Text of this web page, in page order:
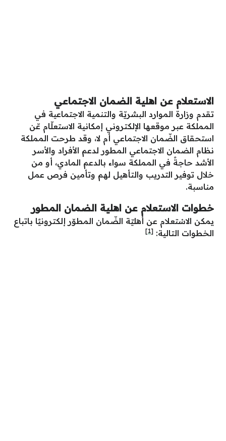
الاستعلام عن اهلية الضمان الاجتماعي
تقدم وزارة الموارد البشريّة والتنمية الاجتماعية في
المملكة عبر موقعها الإلكتروني إمكانية الاستعلّام عّن
استحقاق الضّمان الاجتماعي أم لا، وقد طرحت المملكة
نظام الضمان الاجتماعي المطور لدعم الأفراد والأسر
الأشد حاجةً في المملكة سواء بالدعم المادي، أو من
خلال توفير التدريب والتأهيل لهم وتأمين فرص عمل
مناسبة.
خطوات الاستعلام عن اهلية الضمان المطور
يمكن الاسْتعلام عن أهليّة الضّمان المطوّر إلكترونيًا باتباع
الخطوات التالية: [1]